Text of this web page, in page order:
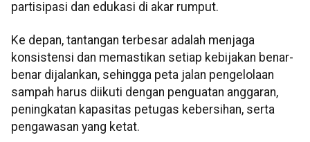
partisipasi dan edukasi di akar rumput.
Ke depan, tantangan terbesar adalah menjaga
konsistensi dan memastikan setiap kebijakan benar-
benar dijalankan, sehingga peta jalan pengelolaan
sampah harus diikuti dengan penguatan anggaran,
peningkatan kapasitas petugas kebersihan, serta
pengawasan yang ketat.